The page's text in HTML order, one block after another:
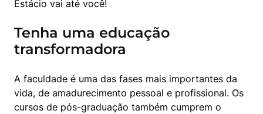
Estácio vai até você!
Tenha uma educação
transformadora
A faculdade é uma das fases mais importantes da
vida, de amadurecimento pessoal e profissional. Os
cursos de pós-graduação também cumprem o